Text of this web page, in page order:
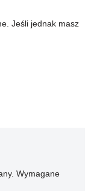
Jeśli jednak masz
Wymagane